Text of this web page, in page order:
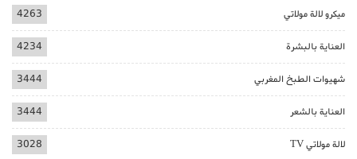
ميكرو لالة مولاتي 4263
العناية بالبشرة 4234
شهيوات الطبخ المغربي 3444
العناية بالشعر 3444
لالة مولاتي TV 3028